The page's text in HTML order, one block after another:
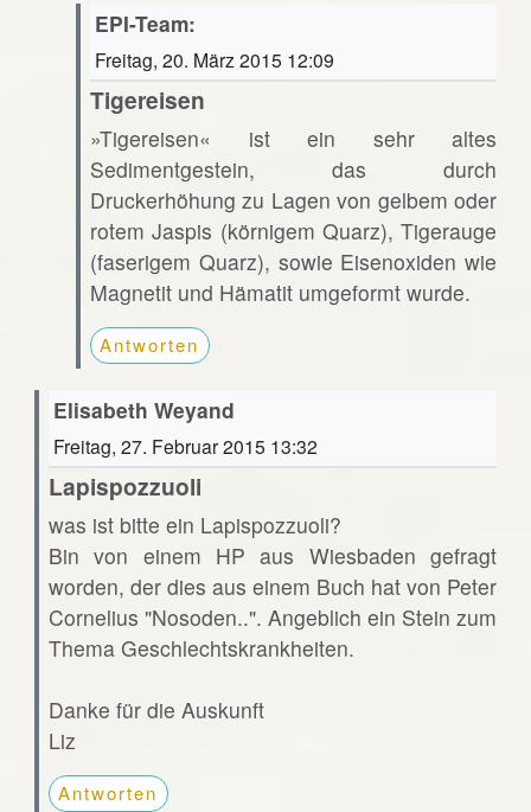
EPI-Team:
Freitag, 20. März 2015 12:09
Tigereisen
»Tigereisen« ist ein sehr altes
Sedimentgestein, das durch
Druckerhöhung zu Lagen von gelbem oder
rotem Jaspis (körnigem Quarz), Tigerauge
(faserigem Quarz), sowie Eisenoxiden wie
Magnetit und Hämatit umgeformt wurde.
Antworten
Elisabeth Weyand
Freitag, 27. Februar 2015 13:32
Lapispozzuoli
was ist bitte ein Lapispozzuoli?
Bin von einem HP aus Wiesbaden gefragt
worden, der dies aus einem Buch hat von Peter
Cornelius "Nosoden..". Angeblich ein Stein zum
Thema Geschlechtskrankheiten.
Danke für die Auskunft
Liz
Antworten